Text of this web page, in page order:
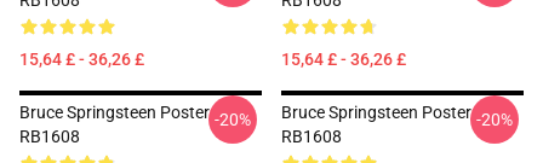
15,64 £ - 36,26 £ 15,64 £ - 36,26 £
Bruce Springsteen Poster
RB1608
-20%
Bruce Springsteen Poster
RB1608
-20%